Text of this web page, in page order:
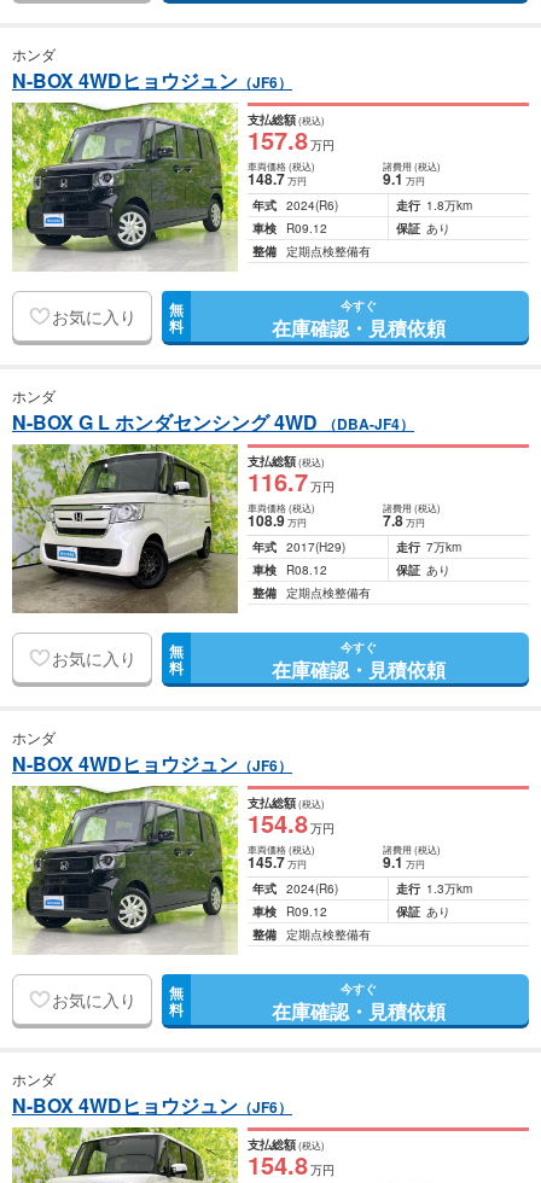
ホンダ
N-BOX 4WDヒョウジュン （JF6）
支払総額(税込)
157.8万円
車両価格(税込)
148.7万円
諸費用 (税込)
9.1 万円
年式 2024(R6) 走行 1.8万km
車検
R09.12 保証 あり
整備 定期点検整備有
お気に入り 無
料
今すぐ
在庫確認・見積依頼
ホンダ
N-BOX G L ホンダセンシング 4WD （DBA-JF4）
支払総額(税込)
116.7万円
車両価格(税込)
108.9万円
諸費用 (税込)
7.8 万円
年式 2017(H29) 走行 7万km
車検
R08.12 保証 あり
整備 定期点検整備有
お気に入り 無
料
今すぐ
在庫確認・見積依頼
ホンダ
N-BOX 4WDヒョウジュン （JF6）
支払総額(税込)
154.8万円
車両価格(税込)
145.7万円
諸費用 (税込)
9.1 万円
年式 2024(R6) 走行 1.3万km
車検
R09.12 保証 あり
整備 定期点検整備有
お気に入り 無
料
今すぐ
在庫確認・見積依頼
ホンダ
N-BOX 4WDヒョウジュン （JF6）
支払総額(税込)
154.8万円